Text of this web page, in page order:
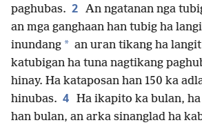
paghubas. 2 An ngatanan nga
an mga ganghaan han tubig ha
inundang * an uran tikang ha
katubigan ha tuna nagtikang
hinay. Ha kataposan han 150 ka
hinubas. 4 Ha ikapito ka bulan,
han bulan, an arka sinanglad ha